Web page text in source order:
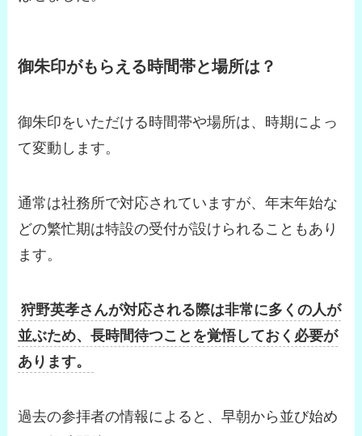
御朱印がもらえる時間帯と場所は？
御朱印をいただける時間帯や場所は、時期によっ
て変動します。
通常は社務所で対応されていますが、年末年始な
どの繁忙期は特設の受付が設けられることもあり
ます。
狩野英孝さんが対応される際は非常に多くの人が
並ぶため、長時間待つことを覚悟しておく必要が
あります。
過去の参拝者の情報によると、早朝から並び始め